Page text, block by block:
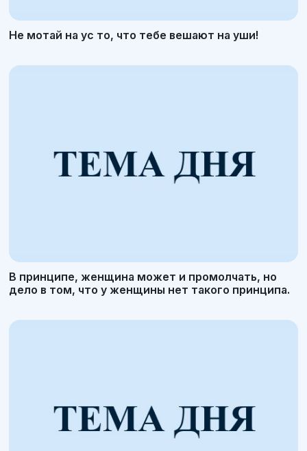
Не мотай на ус то, что тебе вешают на уши!
В принципе, женщина может и промолчать, но
дело в том, что у женщины нет такого принципа.